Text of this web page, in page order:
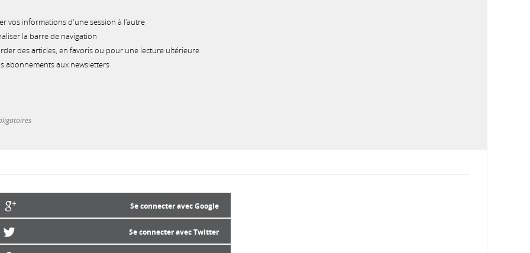
vos informations d'une session à l'autre
la barre de navigation
des articles, en favoris ou pour une lecture ultérieure
abonnements aux newsletters
Se connecter avec Google
Se connecter avec Twitter